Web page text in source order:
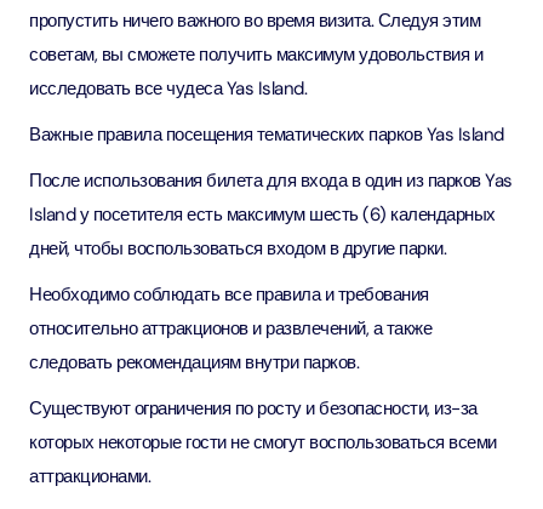
пропустить ничего важного во время визита. Следуя этим
советам, вы сможете получить максимум удовольствия и
исследовать все чудеса Yas Island.
Важные правила посещения тематических парков Yas Island
После использования билета для входа в один из парков Yas
Island у посетителя есть максимум шесть (6) календарных
дней, чтобы воспользоваться входом в другие парки.
Необходимо соблюдать все правила и требования
относительно аттракционов и развлечений, а также
следовать рекомендациям внутри парков.
Существуют ограничения по росту и безопасности, из-за
которых некоторые гости не смогут воспользоваться всеми
аттракционами.